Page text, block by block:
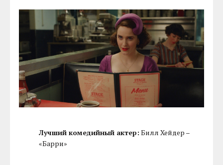
Лучший комедийный актер: Билл Хейдер –
«Барри»